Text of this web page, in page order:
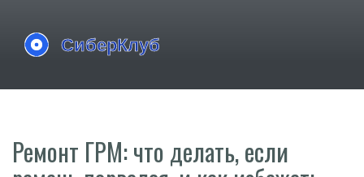
Ремонт ГРМ: что делать, если